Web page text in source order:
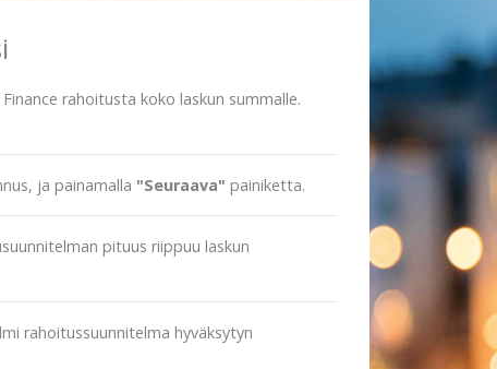
rahoitusta koko laskun summalle.
ja painamalla "Seuraava" painiketta.
pituus riippuu laskun
rahoitussuunnitelma hyväksytyn